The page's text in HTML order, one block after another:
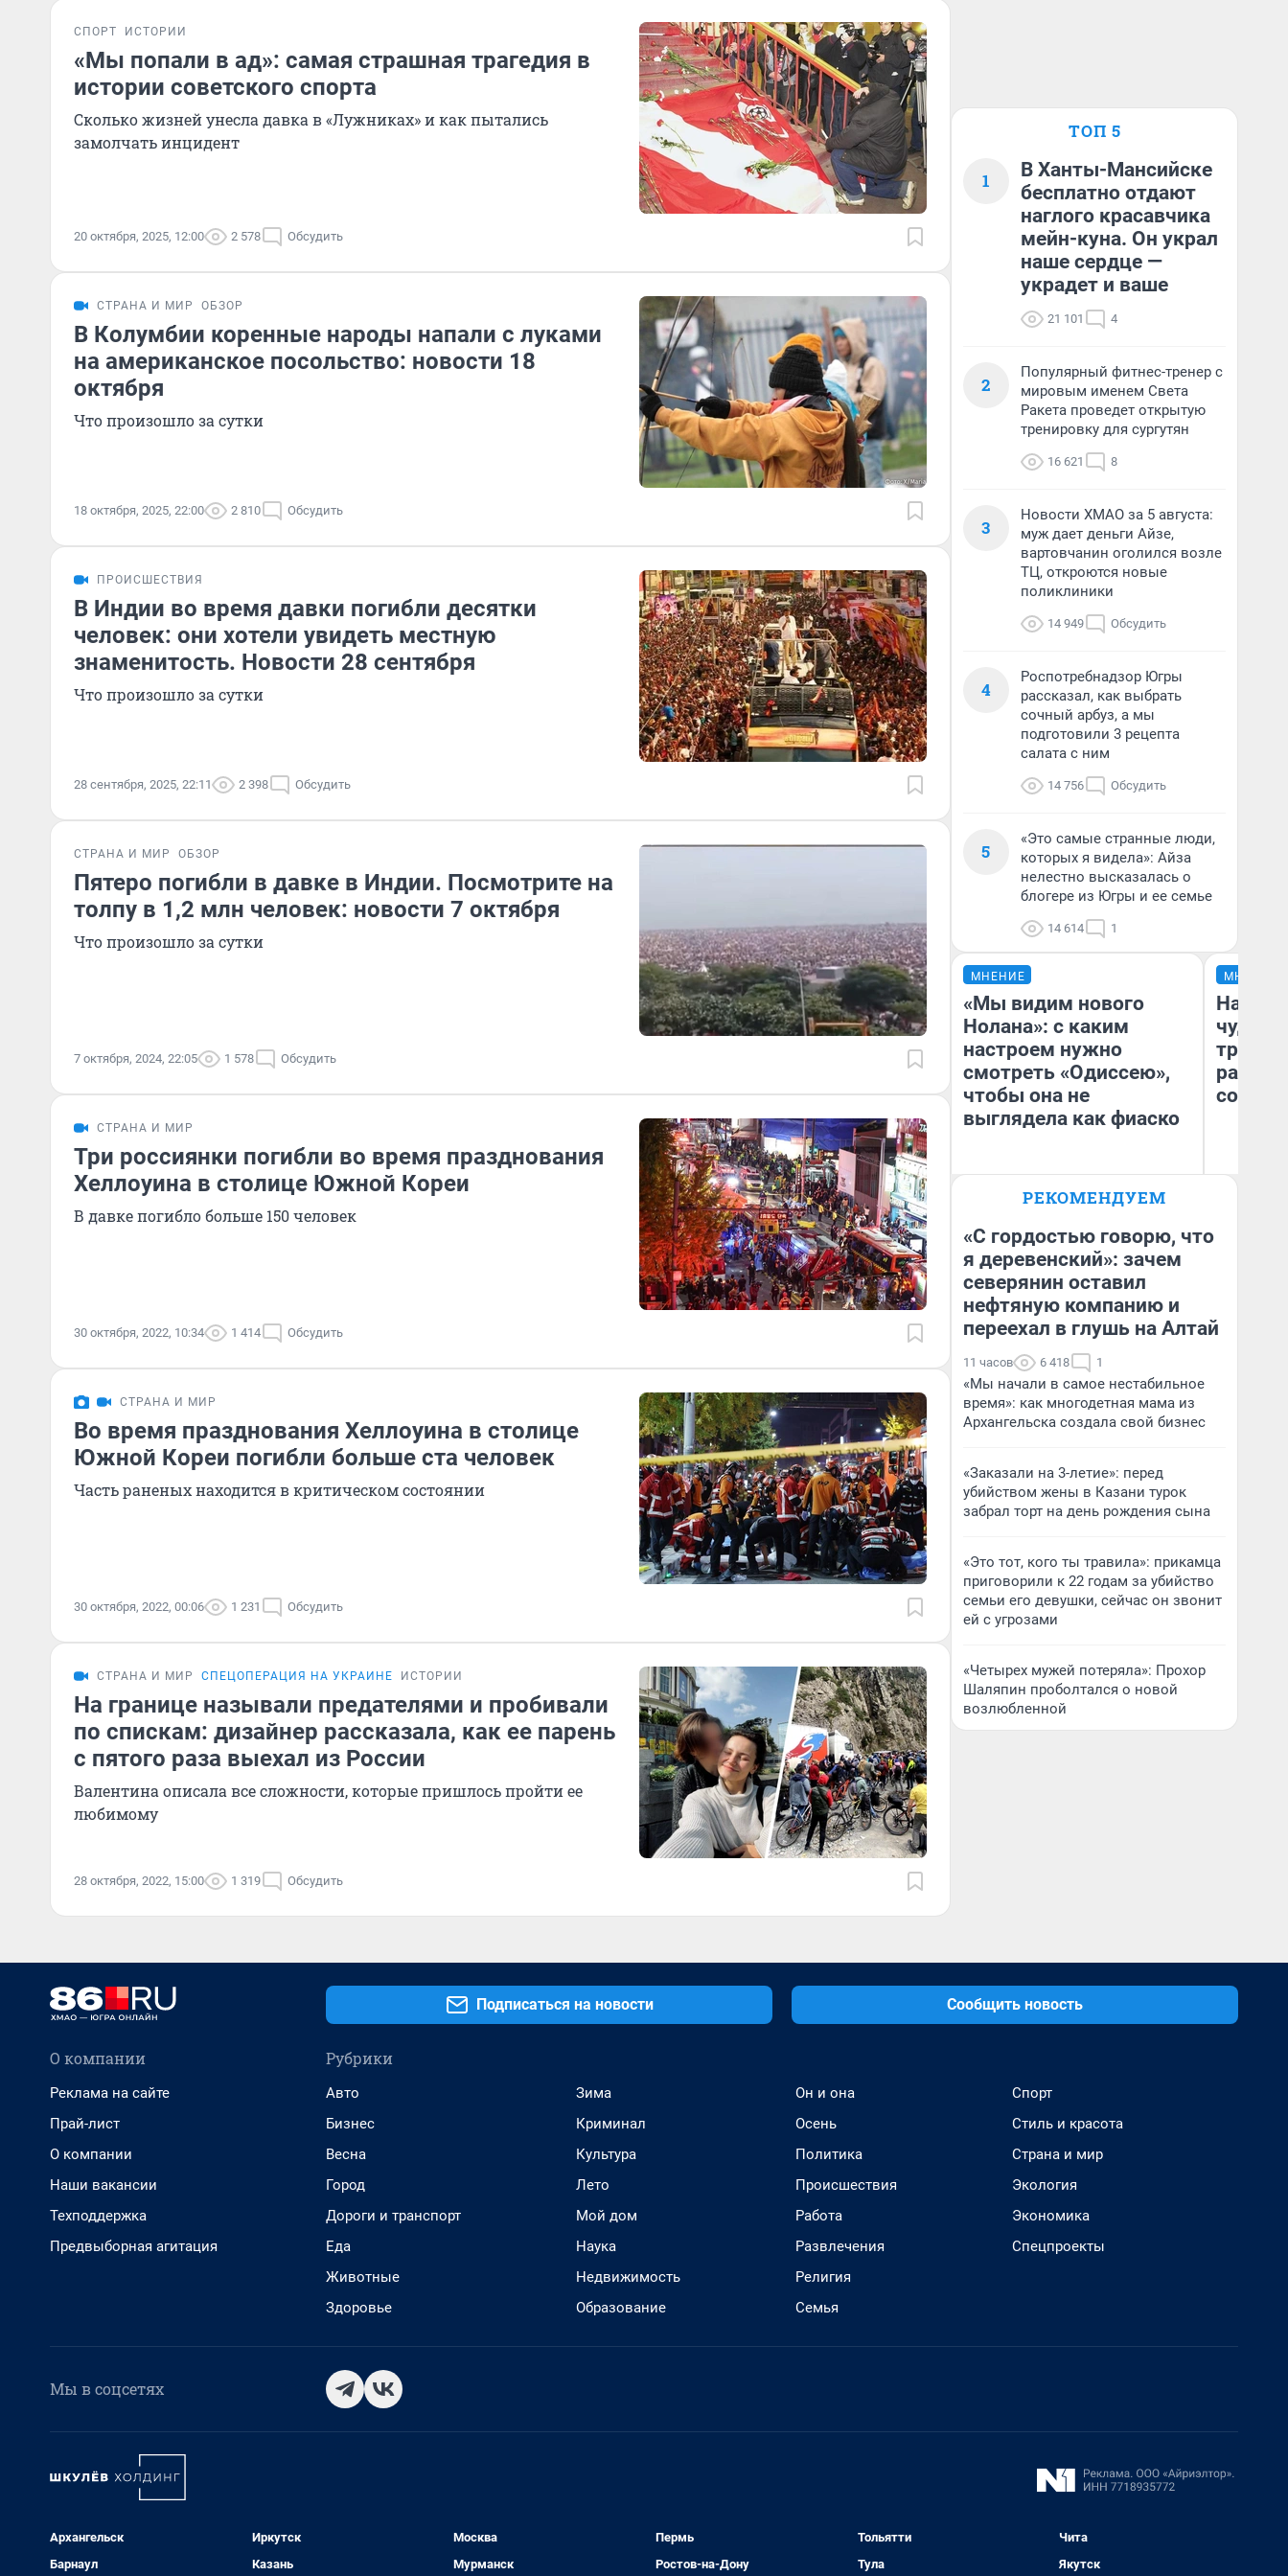
СПОРТ ИСТОРИИ
«Мы попали в ад»: самая страшная трагедия в
истории советского спорта
Сколько жизней унесла давка в «Лужниках» и как пытались
замолчать инцидент
20 октября, 2025, 12:00 2 578 Обсудить
СТРАНА И МИР ОБЗОР
В Колумбии коренные народы напали с луками
на американское посольство: новости 18
октября
Что произошло за сутки
18 октября, 2025, 22:00 2 810 Обсудить
ПРОИСШЕСТВИЯ
В Индии во время давки погибли десятки
человек: они хотели увидеть местную
знаменитость. Новости 28 сентября
Что произошло за сутки
28 сентября, 2025, 22:11 2 398 Обсудить
СТРАНА И МИР ОБЗОР
Пятеро погибли в давке в Индии. Посмотрите на
толпу в 1,2 млн человек: новости 7 октября
Что произошло за сутки
7 октября, 2024, 22:05 1 578 Обсудить
СТРАНА И МИР
Три россиянки погибли во время празднования
Хеллоуина в столице Южной Кореи
В давке погибло больше 150 человек
30 октября, 2022, 10:34 1 414 Обсудить
СТРАНА И МИР
Во время празднования Хеллоуина в столице
Южной Кореи погибли больше ста человек
Часть раненых находится в критическом состоянии
30 октября, 2022, 00:06 1 231 Обсудить
СТРАНА И МИР СПЕЦОПЕРАЦИЯ НА УКРАИНЕ ИСТОРИИ
На границе называли предателями и пробивали
по спискам: дизайнер рассказала, как ее парень
с пятого раза выехал из России
Валентина описала все сложности, которые пришлось пройти ее
любимому
28 октября, 2022, 15:00 1 319 Обсудить
ТОП 5
1
В Ханты-Мансийске
бесплатно отдают
наглого красавчика
мейн-куна. Он украл
наше сердце —
украдет и ваше
21 101 4
2
Популярный фитнес-тренер с
мировым именем Света
Ракета проведет открытую
тренировку для сургутян
16 621 8
3
Новости ХМАО за 5 августа:
муж дает деньги Айзе,
вартовчанин оголился возле
ТЦ, откроются новые
поликлиники
14 949 Обсудить
4
Роспотребнадзор Югры
рассказал, как выбрать
сочный арбуз, а мы
подготовили 3 рецепта
салата с ним
14 756 Обсудить
5
«Это самые странные люди,
которых я видела»: Айза
нелестно высказалась о
блогере из Югры и ее семье
14 614 1
МНЕНИЕ
«Мы видим нового
Нолана»: с каким
настроем нужно
смотреть «Одиссею»,
чтобы она не
выглядела как фиаско
Надежда Губарь
МНЕНИЕ
чудом
РЕКОМЕНДУЕМ
«С гордостью говорю, что
я деревенский»: зачем
северянин оставил
нефтяную компанию и
переехал в глушь на Алтай
11 часов 6 418 1
«Мы начали в самое нестабильное
время»: как многодетная мама из
Архангельска создала свой бизнес
«Заказали на 3-летие»: перед
убийством жены в Казани турок
забрал торт на день рождения сына
«Это тот, кого ты травила»: прикамца
приговорили к 22 годам за убийство
семьи его девушки, сейчас он звонит
ей с угрозами
«Четырех мужей потеряла»: Прохор
Шаляпин проболтался о новой
возлюбленной
Подписаться на новости Сообщить новость
О компании
Реклама на сайте
Прай-лист
О компании
Наши вакансии
Техподдержка
Предвыборная агитация
Рубрики
Авто
Бизнес
Весна
Город
Дороги и транспорт
Еда
Животные
Здоровье
Зима
Криминал
Культура
Лето
Мой дом
Наука
Недвижимость
Образование
Он и она
Осень
Политика
Происшествия
Работа
Развлечения
Религия
Семья
Спорт
Стиль и красота
Страна и мир
Экология
Экономика
Спецпроекты
Мы в соцсетях
Архангельск
Барнаул
Иркутск
Казань
Москва
Мурманск
Пермь
Ростов-на-Дону
Тольятти
Тула
Чита
Якутск